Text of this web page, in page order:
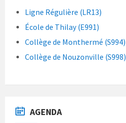
Ligne Régulière (LR13)
École de Thilay (E991)
Collège de Monthermé (S994)
Collège de Nouzonville (S998)
AGENDA